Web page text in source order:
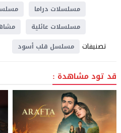
مسلسلات دراما
مسلسلات عائلية
تصنيفات مسلسل قلب أسود
قد تود مشاهدة :